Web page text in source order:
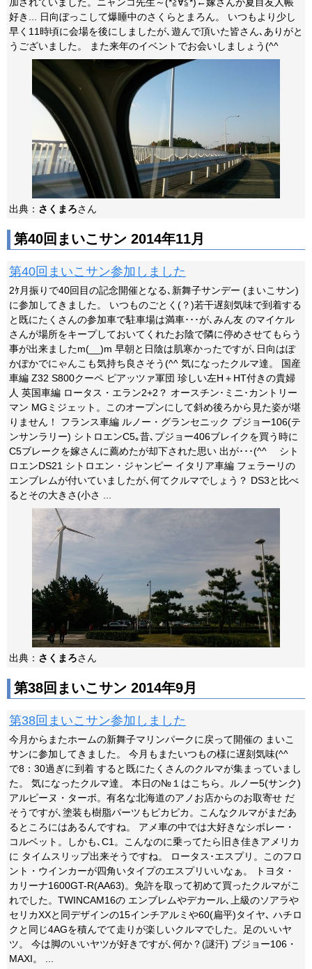
好き... 日向ぼっこして爆睡中のさくらとまろん。 いつもより少し
早く11時頃に会場を後にしましたが､遊んで頂いた皆さん､ありがと
うございました。 また来年のイベントでお会いしましょう(^^
出典： さくまろさん
第40回まいこサン 2014年11月
第40回まいこサン参加しました
2ｹ月振りで40回目の記念開催となる､新舞子サンデー (まいこサン)
に参加してきました。 いつものごとく(？)若干遅刻気味で到着する
と既にたくさんの参加車で駐車場は満車･･･が､みん友 のマイケル
さんが場所をキープしておいてくれたお陰で隣に停めさせてもらう
事が出来ましたm(__)m 早朝と日陰は肌寒かったですが､日向はぽ
かぽかでにゃんこも気持ち良さそう(^^ 気になったクルマ達。 国産
車編 Z32 S800クーペ ピアッツァ軍団 珍しい左H＋HT付きの貴婦
人 英国車編 ロータス・エラン2+2？ オースチン･ミニ･カントリー
マン MGミジェット。このオープンにして斜め後ろから見た姿が堪
りません！ フランス車編 ルノー・グランセニック プジョー106(テ
ンサンラリー) シトロエンC5｡昔､プジョー406ブレイクを買う時に
C5ブレークを嫁さんに薦めたが却下された思い 出が･･･(^^ゞ シト
ロエンDS21 シトロエン・ジャンピー イタリア車編 フェラーリの
エンブレムが付いていましたが､何てクルマでしょう？ DS3と比べ
るとその大きさ(小さ ...
出典： さくまろさん
第38回まいこサン 2014年9月
第38回まいこサン参加しました
今月からまたホームの新舞子マリンパークに戻って開催の まいこ
サンに参加してきました。 今月もまたいつもの様に遅刻気味(^^ゞ
で8：30過ぎに到着 すると既にたくさんのクルマが集まっていまし
た。 気になったクルマ達。 本日の№１はこちら。ルノー5(サンク)
アルピーヌ・ターボ。有名な北海道のアノお店からのお取寄せ だ
そうですが､塗装も樹脂パーツもピカピカ。こんなクルマがまだあ
るところにはあるんですね。 アメ車の中では大好きなシボレー・
コルベット。しかも､C1。こんなのに乗ってたら旧き佳きアメリカ
に タイムスリップ出来そうですね。 ロータス･エスプリ。このフロ
ント・ウインカーが四角いタイプのエスプリいいなぁ。 トヨタ・
カリーナ1600GT-R(AA63)。免許を取って初めて買ったクルマがこ
れでした。TWINCAM16の エンブレムやデカール､上級のソアラや
セリカXXと同デザインの15インチアルミや60(扁平)タイヤ､ ハチロ
クと同じ4AGを積んでて走りが楽しいクルマでした。足のいいヤ
ツ。 今は脚のいいヤツが好きですが､何か？(謎汗) プジョー106・
MAXI。 ...